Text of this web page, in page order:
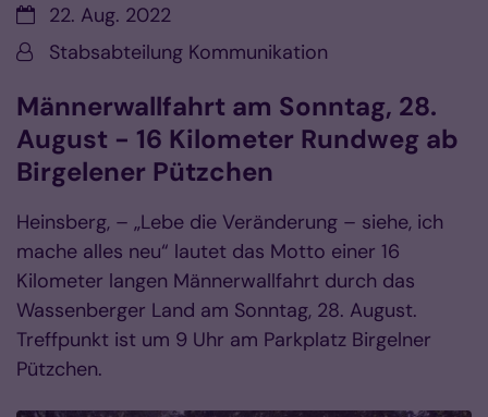
Datum:22. Aug. 2022
Von:Stabsabteilung Kommunikation
Männerwallfahrt am Sonntag, 28.
August - 16 Kilometer Rundweg ab
Birgelener Pützchen
Heinsberg, – „Lebe die Veränderung – siehe, ich
mache alles neu“ lautet das Motto einer 16
Kilometer langen Männerwallfahrt durch das
Wassenberger Land am Sonntag, 28. August.
Treffpunkt ist um 9 Uhr am Parkplatz Birgelner
Pützchen.